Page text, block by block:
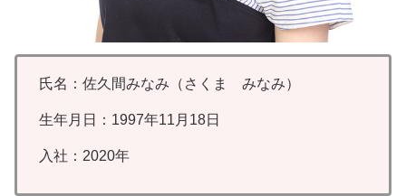
氏名：佐久間みなみ（さくま みなみ）
生年月日：1997年11月18日
入社：2020年